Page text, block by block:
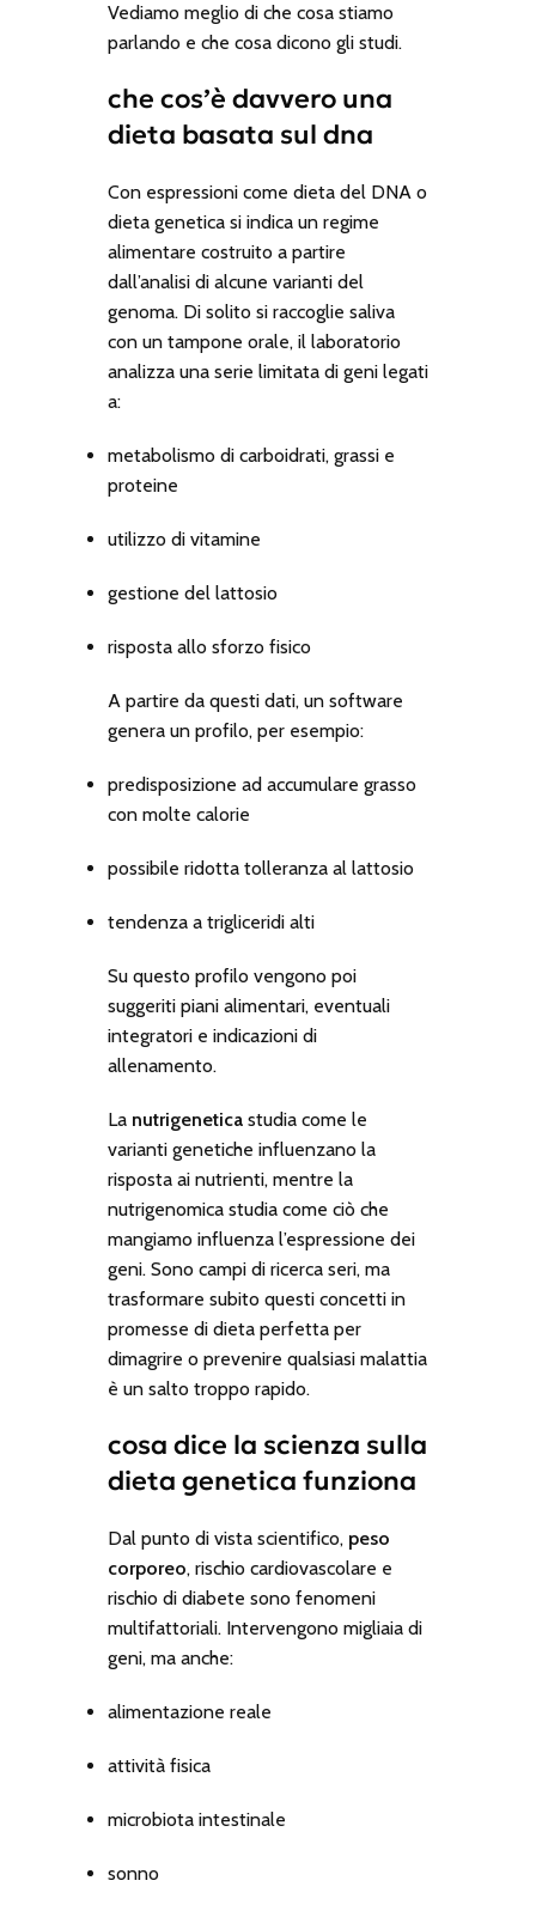
Vediamo meglio di che cosa stiamo
parlando e che cosa dicono gli studi.
che cos’è davvero una
dieta basata sul dna
Con espressioni come dieta del DNAo
dieta geneticasi indica un regime
alimentare costruito a partire
dall’analisi di alcune varianti del
genoma. Di solito si raccoglie saliva
con un tampone orale, il laboratorio
analizza una serie limitata di geni legati
a:
metabolismo di carboidrati, grassi e
proteine
utilizzo di vitamine
gestione del lattosio
risposta allo sforzo fisico
A partire da questi dati, un software
genera un profilo, per esempio:
predisposizione ad accumulare grasso
con molte calorie
possibile ridotta tolleranza al lattosio
tendenza a trigliceridi alti
Su questo profilo vengono poi
suggeriti piani alimentari, eventuali
integratori e indicazioni di
allenamento.
La nutrigeneticastudia come le
varianti genetiche influenzano la
risposta ai nutrienti, mentre la
nutrigenomicastudia come ciò che
mangiamo influenza l’espressione dei
geni. Sono campi di ricerca seri, ma
trasformare subito questi concetti in
promesse di dieta perfetta per
dimagrire o prevenire qualsiasi malattia
è un salto troppo rapido.
cosa dice la scienza sulla
dieta genetica funziona
Dal punto di vista scientifico, peso
corporeo, rischio cardiovascolare e
rischio di diabete sono fenomeni
multifattoriali. Intervengono migliaia di
geni, ma anche:
alimentazione reale
attività fisica
microbiota intestinale
sonno